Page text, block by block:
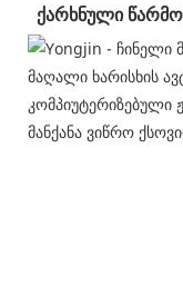
ქარხნული